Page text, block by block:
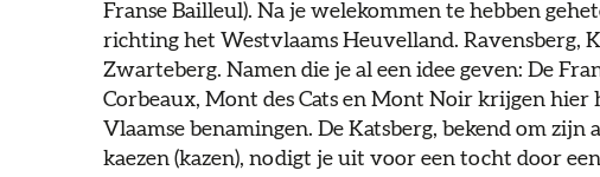
Franse Bailleul). Na je welekommen te hebben
richting het Westvlaams Heuvelland. Ravensberg,
Zwarteberg. Namen die je al een idee geven: De
Corbeaux, Mont des Cats en Mont Noir krijgen hier
Vlaamse benamingen. De Katsberg, bekend om zijn
kaezen (kazen), nodigt je uit voor een tocht door